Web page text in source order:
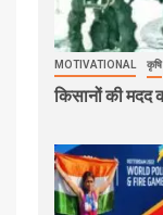
MOTIVATIONAL कृषि
किसानों की मदद